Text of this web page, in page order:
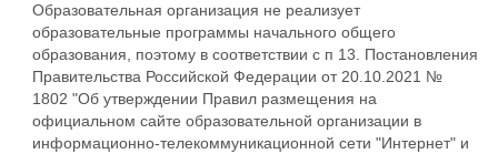
Образовательная организация не реализует
образовательные программы начального общего
образования, поэтому в соответствии с п 13. Постановления
Правительства Российской Федерации от 20.10.2021 №
1802 "Об утверждении Правил размещения на
официальном сайте образовательной организации в
информационно-телекоммуникационной сети "Интернет" и